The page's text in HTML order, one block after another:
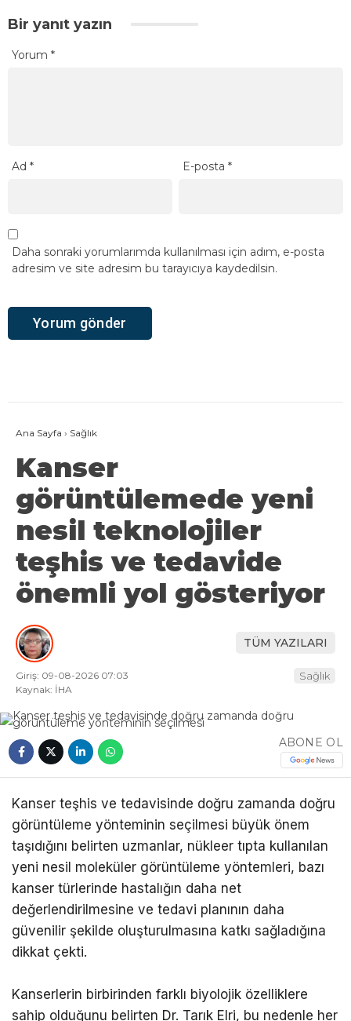
Bir yanıt yazın
Yorum *
Ad * E-posta*
Daha sonraki yorumlarımda kullanılması için adım, e-posta
adresim ve site adresim bu tarayıcıya kaydedilsin.
Ana Sayfa › Sağlık
Kanser
görüntülemede yeni
nesil teknolojiler
teşhis ve tedavide
önemli yol gösteriyor
TÜM YAZILARI
Giriş: 09-08-2026 07:03
Kaynak: İHA
Sağlık
ABONE OL
Kanser teşhis ve tedavisinde doğru zamanda doğru
görüntüleme yönteminin seçilmesi büyük önem
taşıdığını belirten uzmanlar, nükleer tıpta kullanılan
yeni nesil moleküler görüntüleme yöntemleri, bazı
kanser türlerinde hastalığın daha net
değerlendirilmesine ve tedavi planının daha
güvenilir şekilde oluşturulmasına katkı sağladığına
dikkat çekti.
Kanserlerin birbirinden farklı biyolojik özelliklere
sahip olduğunu belirten Dr. Tarık Elri, bu nedenle her